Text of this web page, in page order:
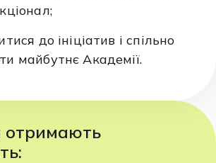
до ініціатив і спільно
майбутнє Академії.
отримають